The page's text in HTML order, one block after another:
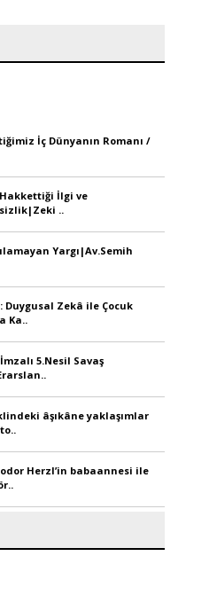
İç Dünyanın Romanı /
İlgi ve
..
Yargı|Av.Semih
Duygusal Zekâ ile Çocuk
Ka..
5.Nesil Savaş
âşıkâne yaklaşımlar
Herzl’in babaannesi ile